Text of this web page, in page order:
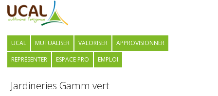
UCAL MUTUALISER VALORISER
APPROVISIONNER
REPRÉSENTER
ESPACE PRO EMPLOI
Jardineries Gamm vert